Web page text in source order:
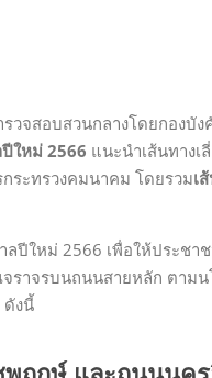
วจสอบสวนกลางโดยกองบัง
ใหม่ 2566 แนะนำเส้นทางเ
ระทรวงคมนาคม โดยรวมเ
ลปีใหม่ 2566 เพื่อให้ประชา
ราจรบนถนนสายหลัก ตาม
ดังนี้